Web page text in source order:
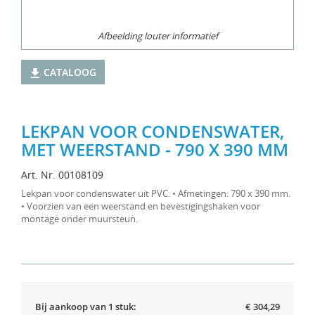
Afbeelding louter informatief
CATALOOG
LEKPAN VOOR CONDENSWATER,
MET WEERSTAND - 790 X 390 MM
Art. Nr. 00108109
Lekpan voor condenswater uit PVC. • Afmetingen: 790 x 390 mm.
• Voorzien van een weerstand en bevestigingshaken voor
montage onder muursteun.
Bij aankoop van 1 stuk: € 304,29